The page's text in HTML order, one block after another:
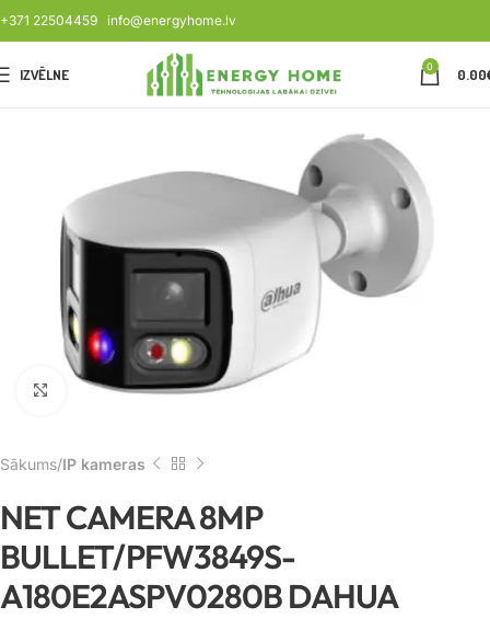
+371 22504459 info@energyhome.lv
IZVĒLNE 0 0.00
Noklikšķiniet, lai palielinātu
Sākums IP kameras
NET CAMERA 8MP
BULLET/PFW3849S-
A180E2ASPV0280B DAHUA